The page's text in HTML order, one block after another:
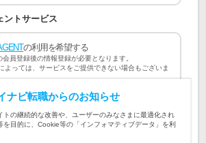
ントサービス
の利用を希望する
員登録後の情報登録が必要となります。
よっては、サービスをご提供できない場合もございま
ビ転職 会員規約
マイナビ転職AGENT
転職AGENT 個人情報の取り扱い および
ナビ転職からのお知らせ
トの継続的な改善や、ユーザーのみなさまに最適化され
を目的に、Cookie等の「インフォマティブデータ」を利